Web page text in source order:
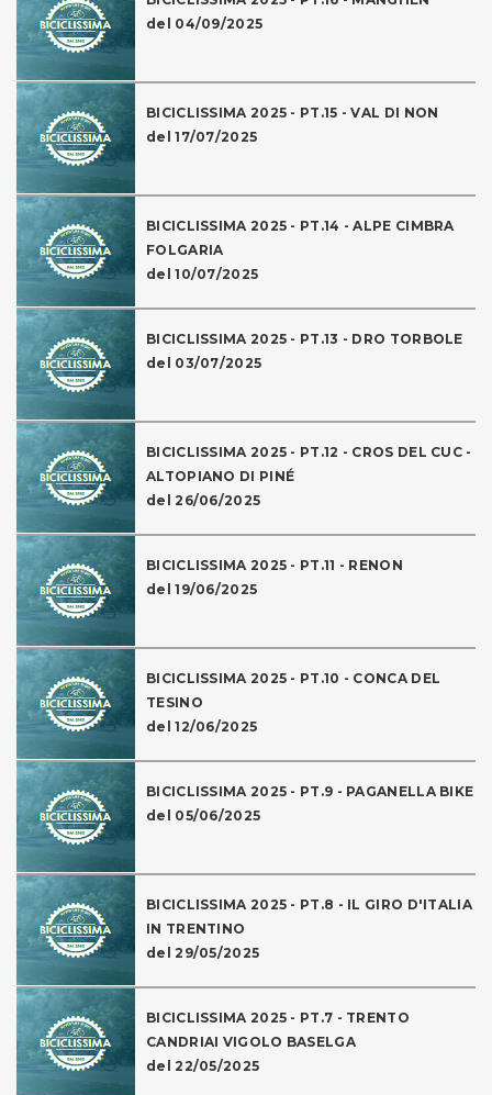
del 04/09/2025
BICICLISSIMA 2025 - PT.15 - VAL DI NON
del 17/07/2025
BICICLISSIMA 2025 - PT.14 - ALPE CIMBRA
FOLGARIA
del 10/07/2025
BICICLISSIMA 2025 - PT.13 - DRO TORBOLE
del 03/07/2025
BICICLISSIMA 2025 - PT.12 - CROS DEL CUC -
ALTOPIANO DI PINÉ
del 26/06/2025
BICICLISSIMA 2025 - PT.11 - RENON
del 19/06/2025
BICICLISSIMA 2025 - PT.10 - CONCA DEL
TESINO
del 12/06/2025
BICICLISSIMA 2025 - PT.9 - PAGANELLA BIKE
del 05/06/2025
BICICLISSIMA 2025 - PT.8 - IL GIRO D'ITALIA
IN TRENTINO
del 29/05/2025
BICICLISSIMA 2025 - PT.7 - TRENTO
CANDRIAI VIGOLO BASELGA
del 22/05/2025